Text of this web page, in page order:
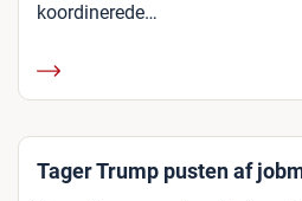
koordinerede…
Tager Trump pusten af